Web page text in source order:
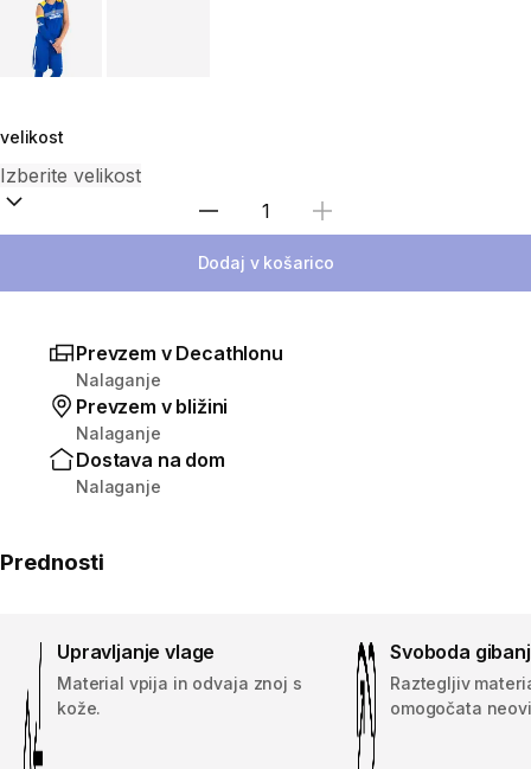
velikost
Izberite količino
Dodaj v košarico
Prevzem v Decathlonu
Nalaganje
Prevzem v bližini
Nalaganje
Dostava na dom
Nalaganje
Prednosti
Upravljanje vlage
Material vpija in odvaja znoj s
kože.
Svoboda
Raztegljiv
omogočata